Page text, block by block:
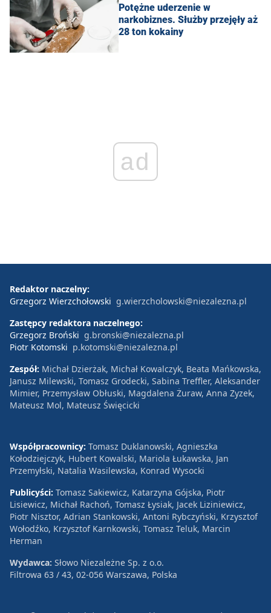
Potężne uderzenie w
narkobiznes. Służby przejęły aż
28 ton kokainy
ad
Redaktor naczelny:
Grzegorz Wierzchołowski g.wierzcholowski@niezalezna.pl
Zastępcy redaktora naczelnego:
Grzegorz Broński g.bronski@niezalezna.pl
Piotr Kotomski p.kotomski@niezalezna.pl
Zespół: Michał Dzierżak, Michał Kowalczyk, Beata Mańkowska,
Janusz Milewski, Tomasz Grodecki, Sabina Treffler, Aleksander
Mimier, Przemysław Obłuski, Magdalena Żuraw, Anna Zyzek,
Mateusz Mol, Mateusz Święcicki
Współpracownicy: Tomasz Duklanowski, Agnieszka
Kołodziejczyk, Hubert Kowalski, Mariola Łukawska, Jan
Przemyłski, Natalia Wasilewska, Konrad Wysocki
Publicyści: Tomasz Sakiewicz, Katarzyna Gójska, Piotr
Lisiewicz, Michał Rachoń, Tomasz Łysiak, Jacek Liziniewicz,
Piotr Nisztor, Adrian Stankowski, Antoni Rybczyński, Krzysztof
Wołodźko, Krzysztof Karnkowski, Tomasz Teluk, Marcin
Herman
Wydawca: Słowo Niezależne Sp. z o.o.
Filtrowa 63 / 43, 02-056 Warszawa, Polska